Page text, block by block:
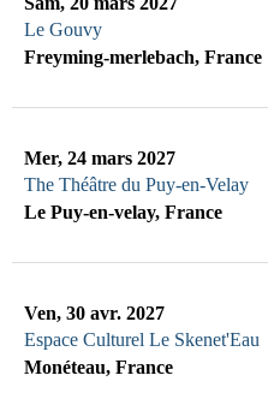
Le Gouvy
Freyming-merlebach, France
Mer, 24 mars 2027
The Théâtre du Puy-en-Velay
Le Puy-en-velay, France
Ven, 30 avr. 2027
Espace Culturel Le Skenet'Eau
Monéteau, France